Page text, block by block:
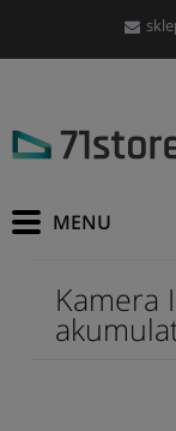
Kamera